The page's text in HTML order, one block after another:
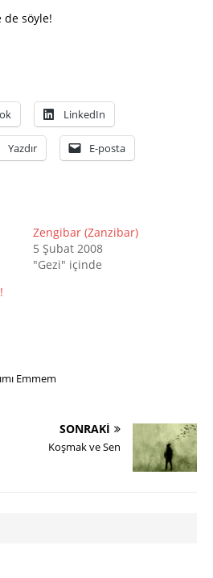
de söyle!
LinkedIn
Yazdır E-posta
Zengibar (Zanzibar)
5 Şubat 2008
"Gezi" içinde
Emmem
SONRAKI
Koşmak ve Sen